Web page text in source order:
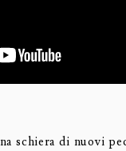
schiera di nuovi